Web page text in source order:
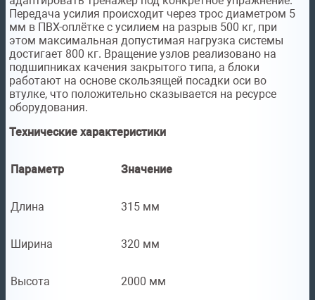
Передача усилия происходит через трос диаметром 5
мм в ПВХ-оплётке с усилием на разрыв 500 кг, при
этом максимальная допустимая нагрузка системы
достигает 800 кг. Вращение узлов реализовано на
подшипниках качения закрытого типа, а блоки
работают на основе скользящей посадки оси во
втулке, что положительно сказывается на ресурсе
оборудования.
Технические характеристики
Параметр Значение
Длина 315 мм
Ширина 320 мм
Высота 2000 мм